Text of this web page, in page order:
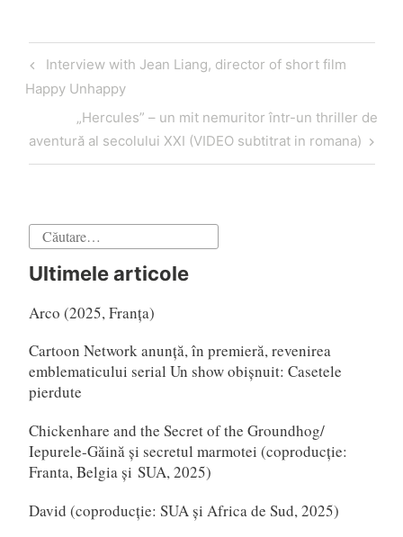
Navigare
în
articole
Articol
anterior
Interview with Jean Liang, director of short film
Happy Unhappy
Articol
următor
„Hercules” – un mit nemuritor într-un thriller de
aventură al secolului XXI (VIDEO subtitrat in romana)
Caută
Ultimele articole
Arco (2025, Franța)
Cartoon Network anunță, în premieră, revenirea
emblematicului serial Un show obișnuit: Casetele
pierdute
Chickenhare and the Secret of the Groundhog/
Iepurele-Găină și secretul marmotei (coproducție:
Franta, Belgia și SUA, 2025)
David (coproducție: SUA și Africa de Sud, 2025)